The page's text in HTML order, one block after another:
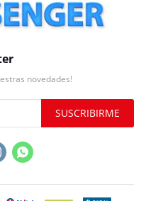
novedades!
SUSCRIBIRME
